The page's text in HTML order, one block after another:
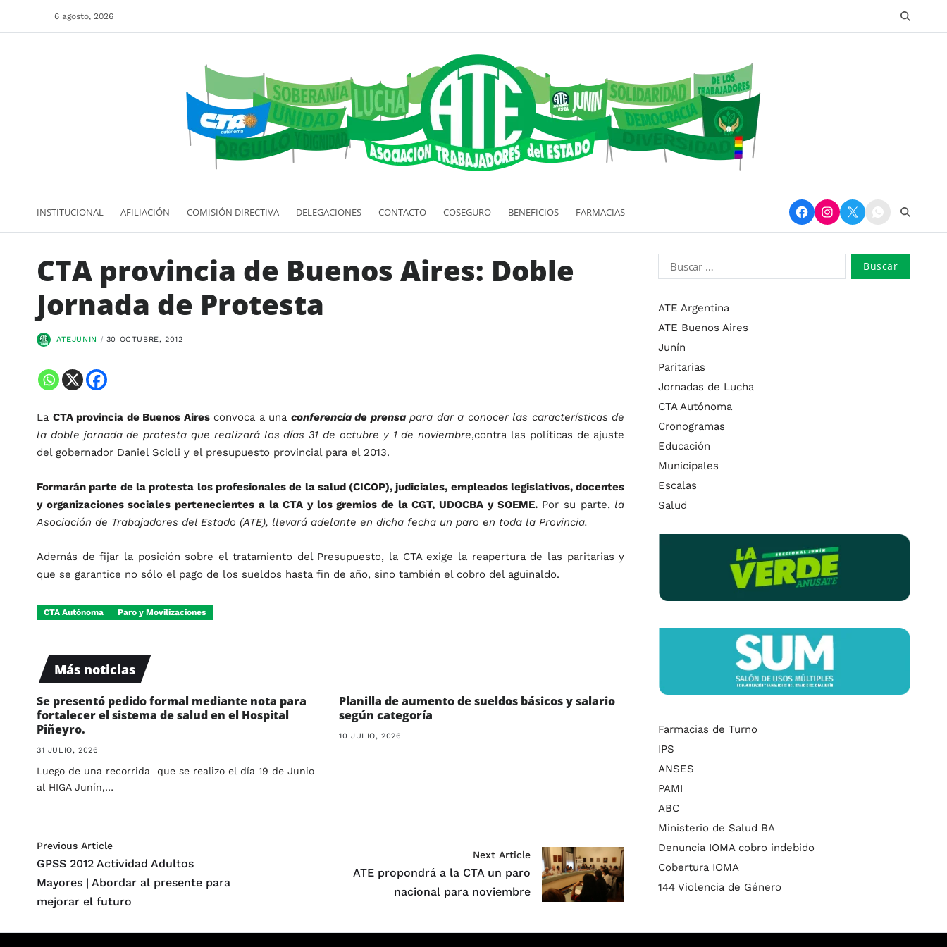
6 agosto, 2026
INSTITUCIONAL AFILIACIÓN COMISIÓN DIRECTIVA DELEGACIONES CONTACTO COSEGURO BENEFICIOS FARMACIAS
CTA provincia de Buenos Aires: Doble
Jornada de Protesta
ATEJUNIN 30 OCTUBRE, 2012
La CTA provincia de Buenos Airesconvoca a una conferencia de prensa para dar a conocer las características de
la doble jornada de protesta que realizará los días 31 de octubre y 1 de noviembre,contra las políticas de ajuste
del gobernador Daniel Scioli y el presupuesto provincial para el 2013.
Formarán parte de la protesta los profesionales de la salud (CICOP), judiciales, empleados legislativos, docentes
y organizaciones sociales pertenecientes a la CTA y los gremios de la CGT, UDOCBA y SOEME.Por su parte,la
Asociación de Trabajadores del Estado (ATE), llevará adelante en dicha fecha un paro en toda la Provincia.
Además de fijar la posición sobre el tratamiento del Presupuesto, la CTA exige la reapertura de las paritarias y
que se garantice no sólo el pago de los sueldos hasta fin de año, sino también el cobro del aguinaldo.
CTA Autónoma Paro y Movilizaciones
Más noticias
Se presentó pedido formal mediante nota para
fortalecer el sistema de salud en el Hospital
Piñeyro.
31 JULIO, 2026
Luego de una recorrida que se realizo el día 19 de Junio
al HIGA Junín,…
Planilla de aumento de sueldos básicos y salario
según categoría
10 JULIO, 2026
Previous Article
GPSS 2012 Actividad Adultos
Mayores | Abordar al presente para
mejorar el futuro
Next Article
ATE propondrá a la CTA un paro
nacional para noviembre
ATE Argentina
ATE Buenos Aires
Junín
Paritarias
Jornadas de Lucha
CTA Autónoma
Cronogramas
Educación
Municipales
Escalas
Salud
Farmacias de Turno
IPS
ANSES
PAMI
ABC
Ministerio de Salud BA
Denuncia IOMA cobro indebido
Cobertura IOMA
144 Violencia de Género